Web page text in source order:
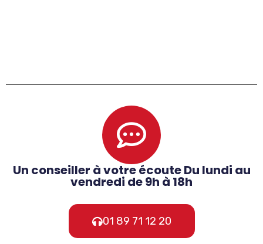
Un conseiller à votre écoute Du lundi au
vendredi de 9h à 18h
01 89 71 12 20